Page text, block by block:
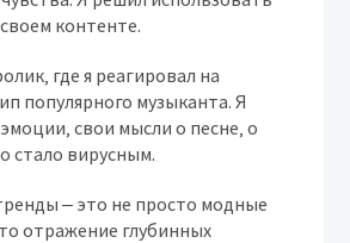
контенте.
где я реагировал на
популярного музыканта. Я
свои мысли о песне‚ о
стало вирусным.
‒ это не просто модные
отражение глубинных